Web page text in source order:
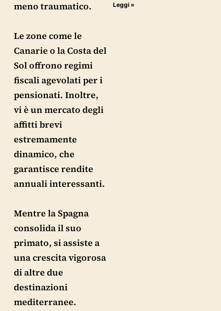
meno traumatico.
Le zone come le
Canarie o la Costa del
Sol offrono regimi
fiscali agevolati per i
pensionati. Inoltre,
vi è un mercato degli
affitti brevi
estremamente
dinamico, che
garantisce rendite
annuali interessanti.
Mentre la Spagna
consolida il suo
primato, si assiste a
una crescita vigorosa
di altre due
destinazioni
mediterranee.
Leggi »